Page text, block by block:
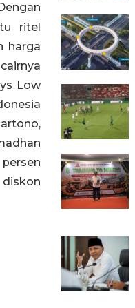
ritel
harga
Low